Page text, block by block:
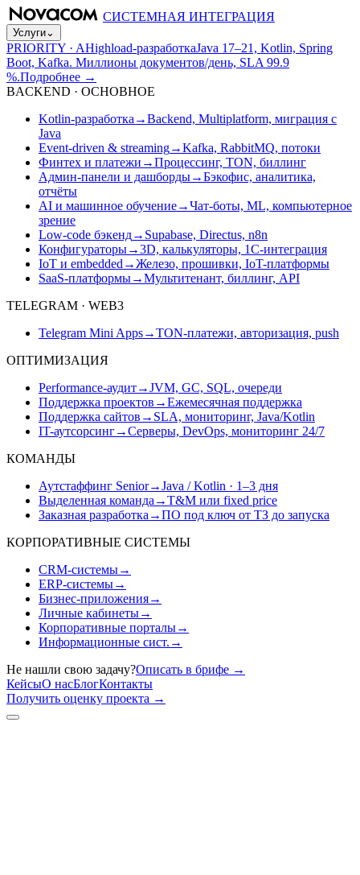
СИСТЕМНАЯ ИНТЕГРАЦИЯ
Услуги⌄
PRIORITY · AHighload-разработкаJava 17–21, Kotlin, Spring
Boot, Kafka. Миллионы документов/день, SLA 99.9
%.Подробнее →
BACKEND · ОСНОВНОЕ
Kotlin-разработка →Backend, Multiplatform, миграция с
Java
Event-driven & streaming→Kafka, RabbitMQ, потоки
Финтех и платежи →Процессинг, TON, биллинг
Админ-панели и дашборды→Бэкофис, аналитика,
отчёты
AI и машинное обучение→Чат-боты, ML, компьютерное
зрение
Low-code бэкенд→ Supabase, Directus, n8n
Конфигураторы→3D, калькуляторы, 1С-интеграция
IoT и embedded →Железо, прошивки, IoT-платформы
SaaS-платформы→Мультитенант, биллинг, API
TELEGRAM · WEB3
Telegram Mini Apps→TON-платежи, авторизация, push
ОПТИМИЗАЦИЯ
Performance-аудит→JVM, GC, SQL, очереди
Поддержка проектов →Ежемесячная поддержка
Поддержка сайтов → SLA, мониторинг, Java/Kotlin
IT-аутсорсинг→Серверы, DevOps, мониторинг 24/7
КОМАНДЫ
Аутстаффинг Senior→Java / Kotlin · 1–3 дня
Выделенная команда →T&M или fixed price
Заказная разработка →ПО под ключ от ТЗ до запуска
КОРПОРАТИВНЫЕ СИСТЕМЫ
CRM-системы→
ERP-системы→
Бизнес-приложения→
Личные кабинеты→
Корпоративные порталы→
Информационные сист. →
Не нашли свою задачу?Описать в брифе →
КейсыО насБлогКонтакты
Получить оценку проекта →